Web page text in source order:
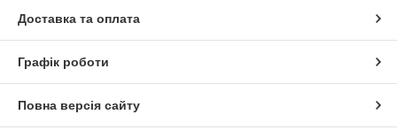
Доставка та оплата
Графік роботи
Повна версія сайту